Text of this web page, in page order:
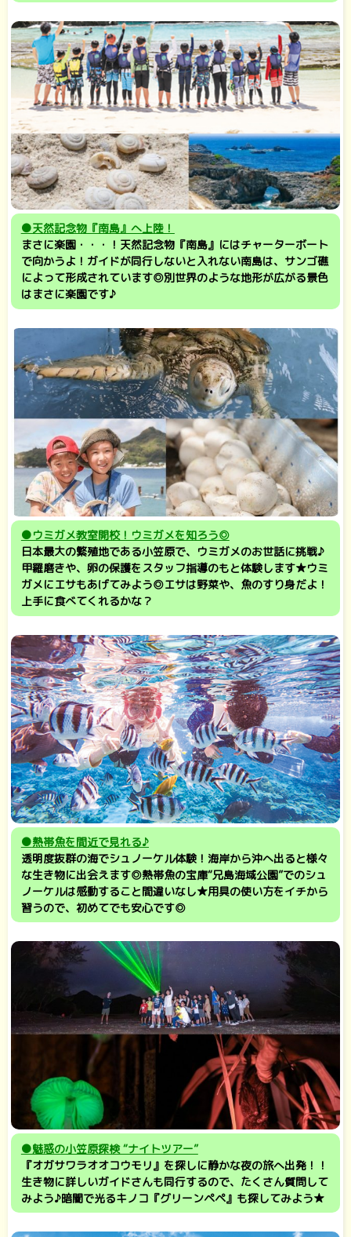
●天然記念物『南島』へ上陸！
まさに楽園・・・！天然記念物『南島』にはチャーターボート
で向かうよ！ガイドが同行しないと入れない南島は、サンゴ礁
によって形成されています◎別世界のような地形が広がる景色
はまさに楽園です♪
●ウミガメ教室開校！ウミガメを知ろう◎
日本最大の繁殖地である小笠原で、ウミガメのお世話に挑戦♪
甲羅磨きや、卵の保護をスタッフ指導のもと体験します★ウミ
ガメにエサもあげてみよう◎エサは野菜や、魚のすり身だよ！
上手に食べてくれるかな？
●熱帯魚を間近で見れる♪
透明度抜群の海でシュノーケル体験！海岸から沖へ出ると様々
な生き物に出会えます◎熱帯魚の宝庫“兄島海域公園”でのシュ
ノーケルは感動すること間違いなし★用具の使い方をイチから
習うので、初めてでも安心です◎
●魅惑の小笠原探検 “ナイトツアー”
『オガサワラオオコウモリ』を探しに静かな夜の旅へ出発！！
生き物に詳しいガイドさんも同行するので、たくさん質問して
みよう♪暗闇で光るキノコ『グリーンペペ』も探してみよう★